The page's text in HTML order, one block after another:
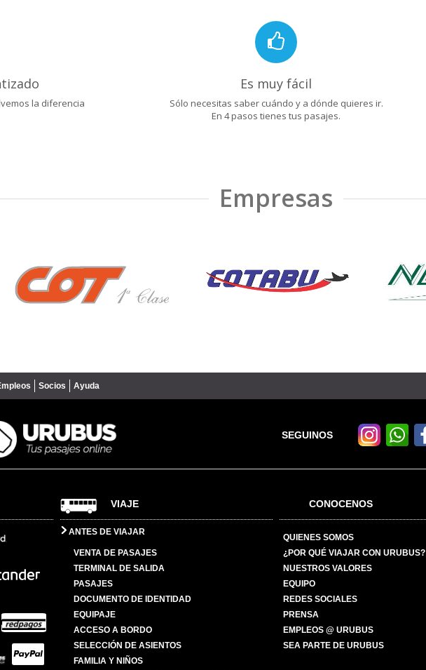
la diferencia
Es muy fácil
Sólo necesitas saber cuándo y a dónde quieres ir.
En 4 pasos tienes tus pasajes.
Empresas
Socios Ayuda
SEGUINOS
VIAJE
ANTES DE VIAJAR
VENTA DE PASAJES
TERMINAL DE SALIDA
PASAJES
DOCUMENTO DE IDENTIDAD
EQUIPAJE
ACCESO A BORDO
SELECCIÓN DE ASIENTOS
FAMILIA Y NIÑOS
CONOCENOS
QUIENES SOMOS
¿POR QUÉ VIAJAR CON URUBUS?
NUESTROS VALORES
EQUIPO
REDES SOCIALES
PRENSA
EMPLEOS @ URUBUS
SEA PARTE DE URUBUS